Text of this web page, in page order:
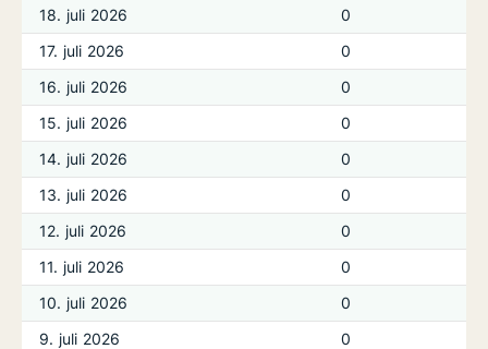
18. juli 2026
0
17. juli 2026
0
16. juli 2026
0
15. juli 2026
0
14. juli 2026
0
13. juli 2026
0
12. juli 2026
0
11. juli 2026
0
10. juli 2026
0
9. juli 2026
0